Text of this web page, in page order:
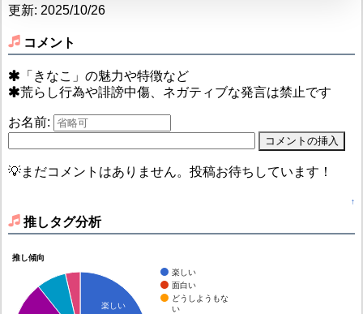
更新: 2025/10/26
コメント
「きなこ」の魅力や特徴など
荒らし行為や誹謗中傷、ネガティブな発言は禁止です
お名前:
💡まだコメントはありません。投稿お待ちしています！
↑
推しタグ分析
推し傾向
楽しい
面白い
どうしようもな
い
楽しい